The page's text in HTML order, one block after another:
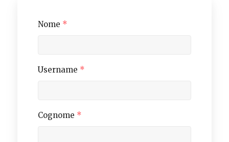
Nome *
Username *
Cognome *